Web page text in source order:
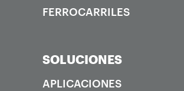
FERROCARRILES
SOLUCIONES
APLICACIONES